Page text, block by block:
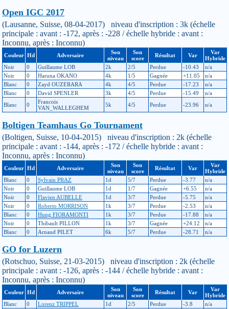
Open IGC 2017
(Lausanne, Suisse, 08-04-2017) niveau d'inscription : 3k (échelle
principale : avant : -172, après : -228 / échelle hybride : avant :
Inconnu, après : Inconnu)
Couleur Hd Adversaire
Son
niveau
Son
score
Résultat Var
Var
Hybride
Noir
0 Guillaume LOB 2k 2/5 Perdue -10.43
n/a
Noir
0 Haruna OKANO 4k 1/5 Gagnée +11.05
n/a
Blanc
0 Zayd OUZERARA 4k 4/5 Perdue -17.23
n/a
Blanc
0 David SPENLER 3k 4/5 Perdue -15.49
n/a
Blanc
0
Francois
VAN_WALLEGHEM
5k 4/5 Perdue -23.96 n/a
Boltigen Teamhaus Go Tournament
(Boltigen, Suisse, 10-04-2015) niveau d'inscription : 2k (échelle
principale : avant : -144, après : -172 / échelle hybride : avant :
Inconnu, après : Inconnu)
Couleur Hd Adversaire
Son
niveau
Son
score
Résultat Var
Var
Hybride
Blanc
0 Sylvain PRAZ 1d 5/7 Perdue -3.77
n/a
Noir
0 Guillaume LOB 1d 1/7 Gagnée +6.55
n/a
Noir
0 Flavien AUBELLE 1d 3/7 Perdue -5.75
n/a
Noir
0 Roberto MORRISON 1k 3/7 Perdue -2.53
n/a
Blanc
0 Hung FIORAMONTI 1k 3/7 Perdue -17.88
n/a
Noir
0 Thibault PILLON 1k 3/7 Gagnée +24.12
n/a
Blanc
0 Arnaud PILET 6k 5/7 Perdue -28.71 n/a
GO for Luzern
(Rotschuo, Suisse, 21-03-2015) niveau d'inscription : 2k (échelle
principale : avant : -126, après : -144 / échelle hybride : avant :
Inconnu, après : Inconnu)
Couleur Hd Adversaire
Son
niveau
Son
score
Résultat Var
Var
Hybride
Blanc
0 Lorenz TRIPPEL 1d 2/5 Perdue -3.8
n/a